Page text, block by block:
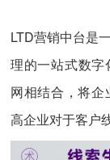
LTD营销中台是
理的一站式数字
网相结合，将
高企业对于客户